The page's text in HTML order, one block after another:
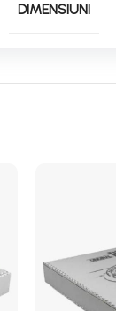
DIMENSIUNI